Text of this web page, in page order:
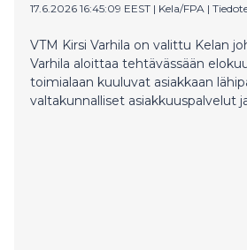
17.6.2026 16:45:09 EEST | Kela/FPA |
VTM Kirsi Varhila on valittu Kelan
Varhila aloittaa tehtävässään
toimialaan kuuluvat asiakkaan
valtakunnalliset asiakkuuspalvelut